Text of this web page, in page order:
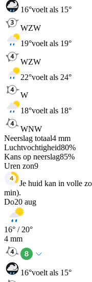
16°voelt als 15°
WZW
19°voelt als 19°
WZW
22°voelt als 24°
W
18°voelt als 18°
WNW
Neerslag totaal4 mm
Luchtvochtigheid80%
Kans op neerslag85%
Uren zon9
Je huid kan in volle
min).
Do20 aug
16° / 20°
4 mm
16°voelt als 15°